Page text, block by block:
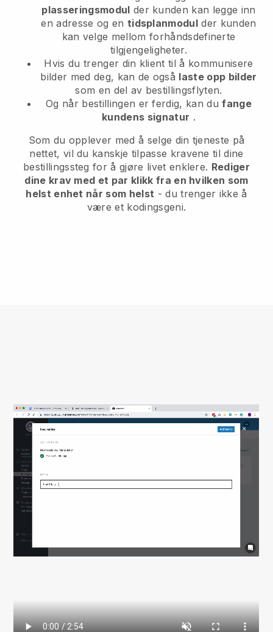
plasseringsmodul der kunden kan legge inn
en adresse og en tidsplanmodul der kunden
kan velge mellom forhåndsdefinerte
tilgjengeligheter.
Hvis du trenger din klient til å kommunisere
bilder med deg, kan de også laste opp bilder
som en del av bestillingsflyten.
Og når bestillingen er ferdig, kan dufange
kundens signatur .
Som du opplever med å selge din tjeneste på
nettet, vil du kanskje tilpasse kravene til dine
bestillingssteg for å gjøre livet enklere. Rediger
dine krav med et par klikk fra en hvilken som
helst enhet når som helst - du trenger ikke å
være et kodingsgeni.